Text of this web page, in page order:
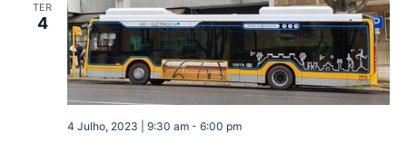
TER
4
4 Julho, 2023 | 9:30 am- 6:00 pm